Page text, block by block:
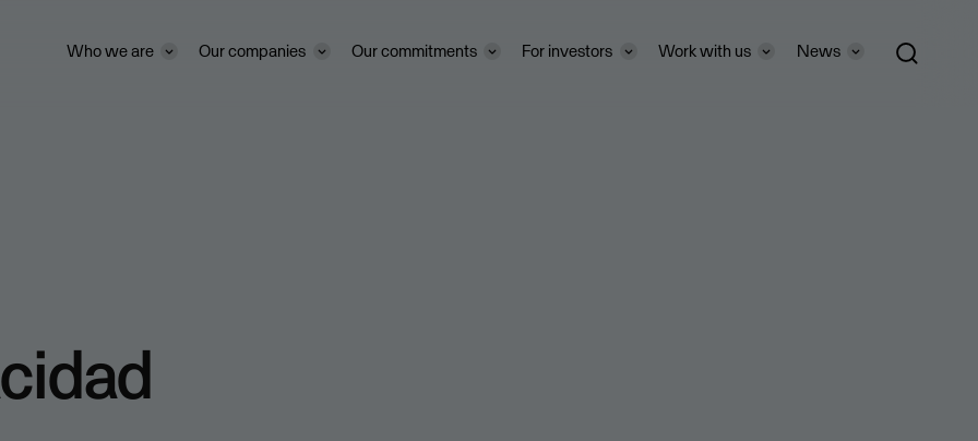
Who we are Our companies Our commitments For investors Work with us News